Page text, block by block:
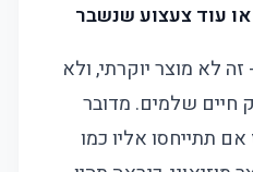
עוד צעצוע שנשבר
לא מוצר יוקרתי, ולא
חיים שלמים. מדובר
תתייחסו אליו כמו